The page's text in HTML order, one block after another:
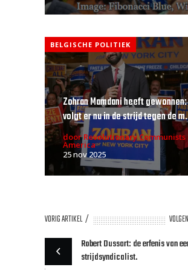
BELGISCHE POLITIEK
Zohran Mamdani heeft
volgt er nu in de strijd tegen de
door Revolutionary Communists
America
25 nov 2025
VORIG ARTIKEL
Robert Dussart: de erfenis van
strijdsyndicalist.